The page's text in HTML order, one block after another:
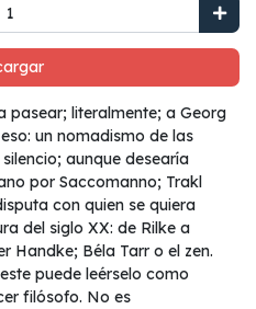
pasear; literalmente; a Georg
un nomadismo de las
aunque desearía
por Saccomanno; Trakl
con quien se quiera
del siglo XX: de Rilke a
Handke; Béla Tarr o el zen.
puede leérselo como
filósofo. No es